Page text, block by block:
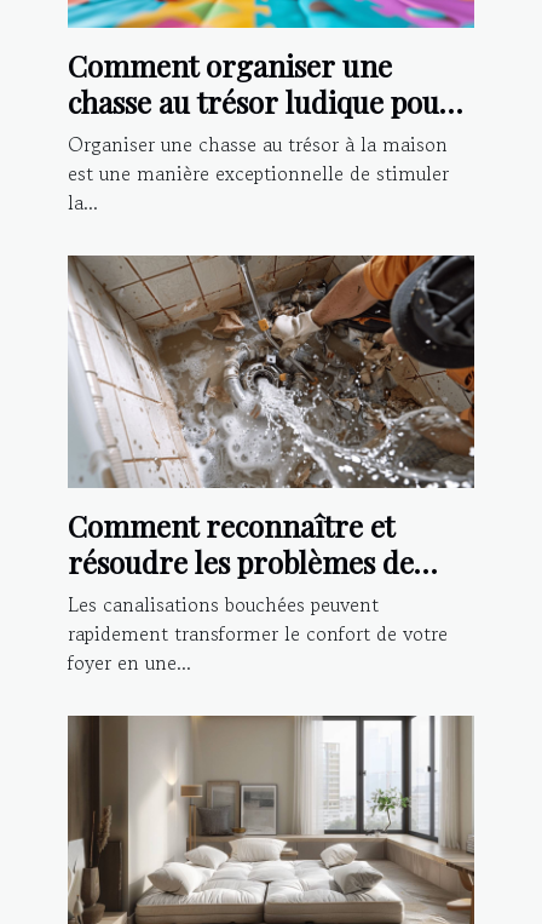
Comment organiser une
chasse au trésor ludique pour
enfants à la maison
Organiser une chasse au trésor à la maison
est une manière exceptionnelle de stimuler
la...
Comment reconnaître et
résoudre les problèmes de
canalisations bouchées
Les canalisations bouchées peuvent
rapidement transformer le confort de votre
foyer en une...